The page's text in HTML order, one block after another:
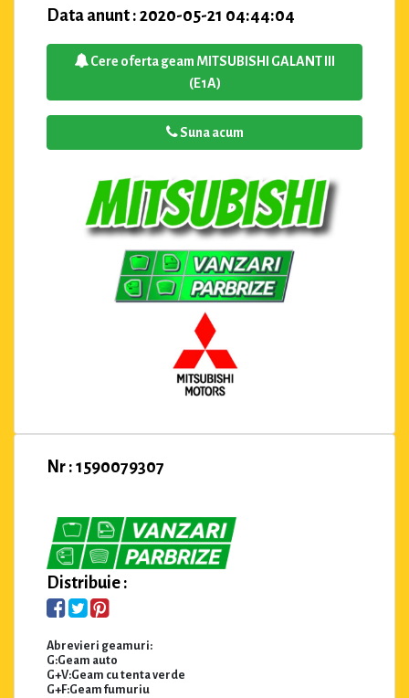
Data anunt : 2020-05-21 04:44:04
Cere oferta geam MITSUBISHI GALANT III
(E1A)
Suna acum
Nr : 1590079307
Distribuie :
Abrevieri geamuri:
G:Geam auto
G+V:Geam cu tenta verde
G+F:Geam fumuriu